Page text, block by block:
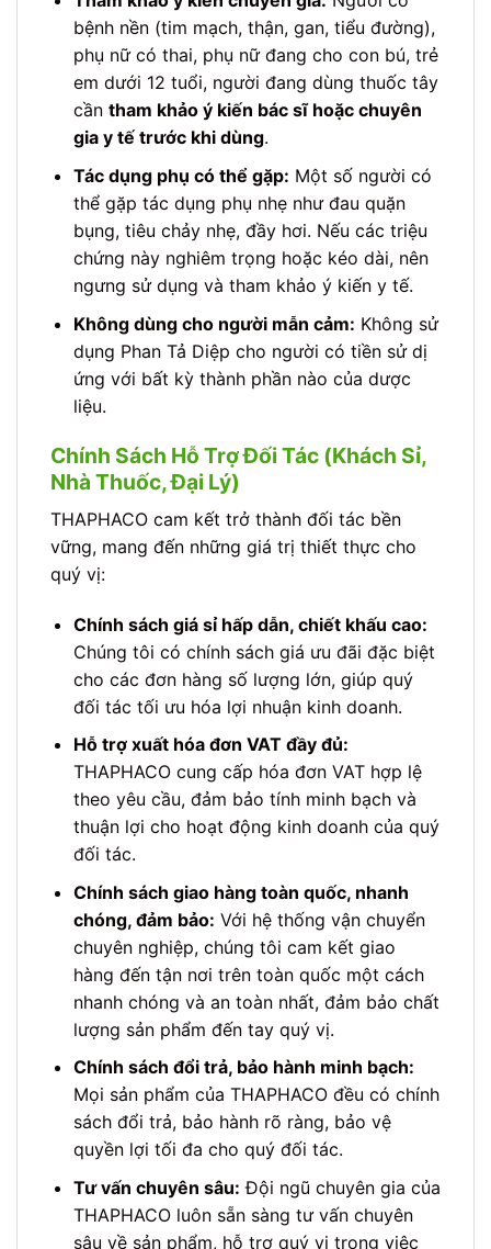
bệnh nền (tim mạch, thận, gan, tiểu đường),
phụ nữ có thai, phụ nữ đang cho con bú, trẻ
em dưới 12 tuổi, người đang dùng thuốc tây
cần tham khảo ý kiến bác sĩ hoặc chuyên
gia y tế trước khi dùng.
Tác dụng phụ có thể gặp: Một số người có
thể gặp tác dụng phụ nhẹ như đau quặn
bụng, tiêu chảy nhẹ, đầy hơi. Nếu các triệu
chứng này nghiêm trọng hoặc kéo dài, nên
ngưng sử dụng và tham khảo ý kiến y tế.
Không dùng cho người mẫn cảm: Không sử
dụng Phan Tả Diệp cho người có tiền sử dị
ứng với bất kỳ thành phần nào của dược
liệu.
Chính Sách Hỗ Trợ Đối Tác (Khách Sỉ,
Nhà Thuốc, Đại Lý)
THAPHACO cam kết trở thành đối tác bền
vững, mang đến những giá trị thiết thực cho
quý vị:
Chính sách giá sỉ hấp dẫn, chiết khấu cao:
Chúng tôi có chính sách giá ưu đãi đặc biệt
cho các đơn hàng số lượng lớn, giúp quý
đối tác tối ưu hóa lợi nhuận kinh doanh.
Hỗ trợ xuất hóa đơn VAT đầy đủ:
THAPHACO cung cấp hóa đơn VAT hợp lệ
theo yêu cầu, đảm bảo tính minh bạch và
thuận lợi cho hoạt động kinh doanh của quý
đối tác.
Chính sách giao hàng toàn quốc, nhanh
chóng, đảm bảo: Với hệ thống vận chuyển
chuyên nghiệp, chúng tôi cam kết giao
hàng đến tận nơi trên toàn quốc một cách
nhanh chóng và an toàn nhất, đảm bảo chất
lượng sản phẩm đến tay quý vị.
Chính sách đổi trả, bảo hành minh bạch:
Mọi sản phẩm của THAPHACO đều có chính
sách đổi trả, bảo hành rõ ràng, bảo vệ
quyền lợi tối đa cho quý đối tác.
Tư vấn chuyên sâu: Đội ngũ chuyên gia của
THAPHACO luôn sẵn sàng tư vấn chuyên
sâu về sản phẩm, hỗ trợ quý vị trong việc